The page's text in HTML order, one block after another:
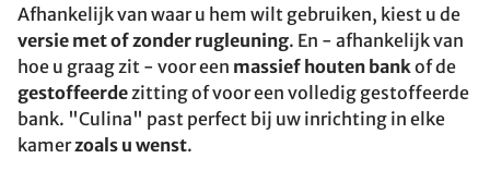
Afhankelijk van waar u hem wilt gebruiken, kiest u de
versie met of zonder rugleuning. En - afhankelijk van
hoe u graag zit - voor een massief houten bankof de
gestoffeerdezitting of voor een volledig gestoffeerde
bank. "Culina" past perfect bij uw inrichting in elke
kamerzoals u wenst.